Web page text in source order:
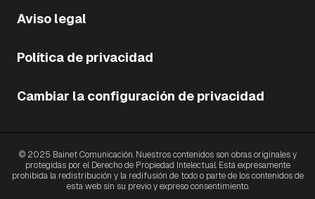
Aviso legal
Política de privacidad
Cambiar la configuración de privacidad
© 2025 Bainet Comunicación. Nuestros contenidos son obras originales y
protegidas por el Derecho de Propiedad Intelectual. Está expresamente
prohibida la redistribución y la redifusión de todo o parte de los contenidos de
esta web sin su previo y expreso consentimiento.